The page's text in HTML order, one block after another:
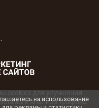
cookies для улучшения
и анализа трафика.
на использование